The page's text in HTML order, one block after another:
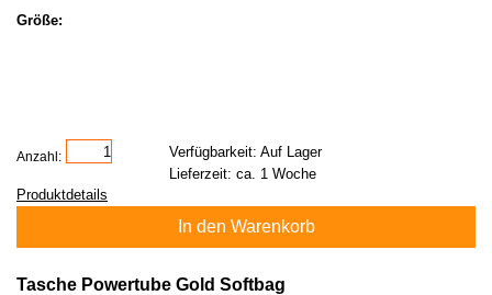
Größe:
Anzahl:
Verfügbarkeit: Auf Lager
Lieferzeit: ca. 1 Woche
Produktdetails
In den Warenkorb
Tasche Powertube Gold Softbag